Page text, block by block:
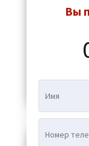
Вы